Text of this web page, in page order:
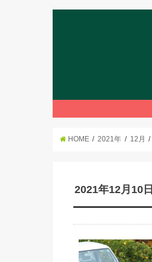
HOME 2021年 12月
2021年12月10日